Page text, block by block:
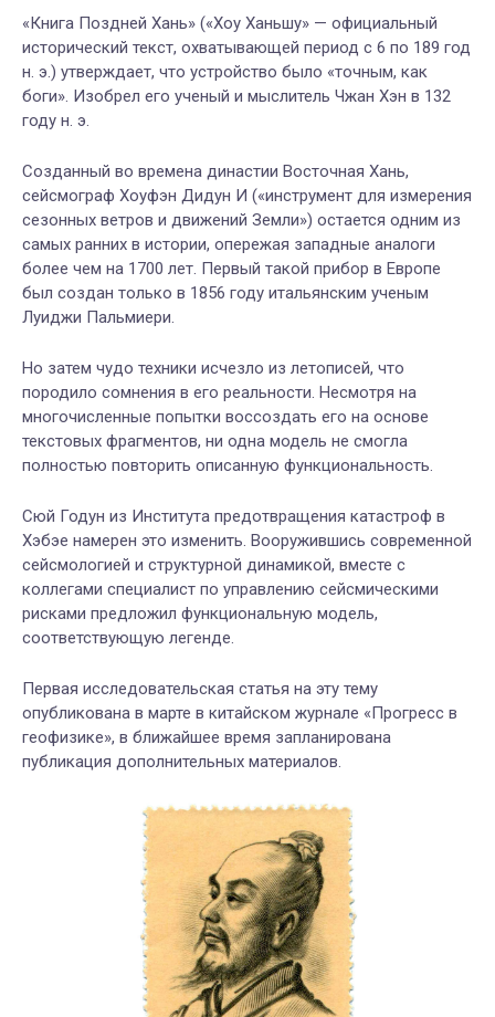
«Книга Поздней Хань» («Хоу Ханьшу» — официальный
исторический текст, охватывающей период с 6 по 189 год
н. э.) утверждает, что устройство было «точным, как
боги». Изобрел его ученый и мыслитель Чжан Хэн в 132
году н. э.
Созданный во времена династии Восточная Хань,
сейсмограф Хоуфэн Дидун И («инструмент для измерения
сезонных ветров и движений Земли») остается одним из
самых ранних в истории, опережая западные аналоги
более чем на 1700 лет. Первый такой прибор в Европе
был создан только в 1856 году итальянским ученым
Луиджи Пальмиери.
Но затем чудо техники исчезло из летописей, что
породило сомнения в его реальности. Несмотря на
многочисленные попытки воссоздать его на основе
текстовых фрагментов, ни одна модель не смогла
полностью повторить описанную функциональность.
Сюй Годун из Института предотвращения катастроф в
Хэбэе намерен это изменить. Вооружившись современной
сейсмологией и структурной динамикой, вместе с
коллегами специалист по управлению сейсмическими
рисками предложил функциональную модель,
соответствующую легенде.
Первая исследовательская статья на эту тему
опубликована в марте в китайском журнале «Прогресс в
геофизике», в ближайшее время запланирована
публикация дополнительных материалов.